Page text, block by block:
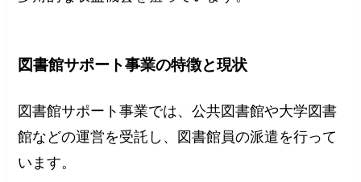
図書館サポート事業の特徴と現状
図書館サポート事業では、公共図書館や大学図書
館などの運営を受託し、図書館員の派遣を行って
います。